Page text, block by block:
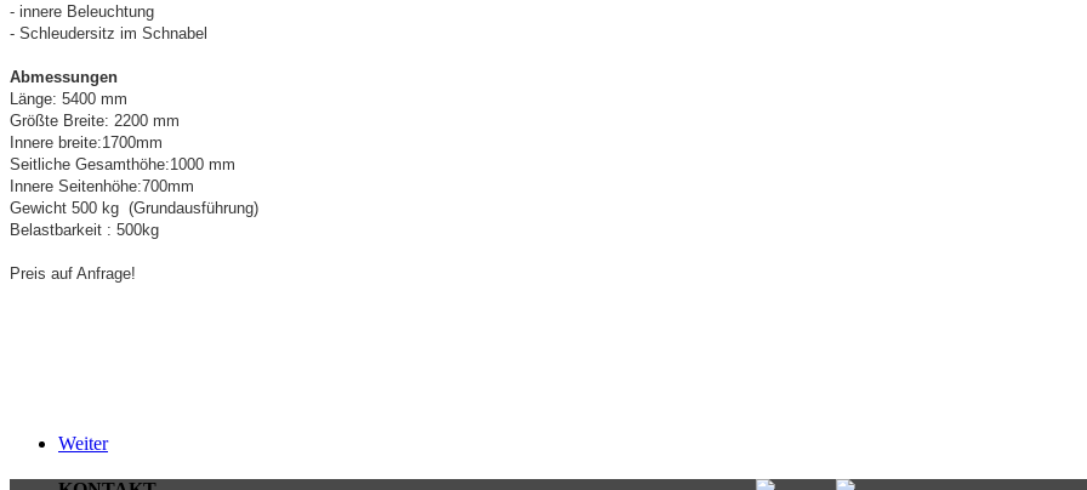
- innere Beleuchtung
- Schleudersitz im Schnabel
Abmessungen
Länge: 5400 mm
Größte Breite: 2200 mm
Innere breite:1700mm
Seitliche Gesamthöhe:1000 mm
Innere Seitenhöhe:700mm
Gewicht 500 kg (Grundausführung)
Belastbarkeit : 500kg
Preis auf Anfrage!
Weiter